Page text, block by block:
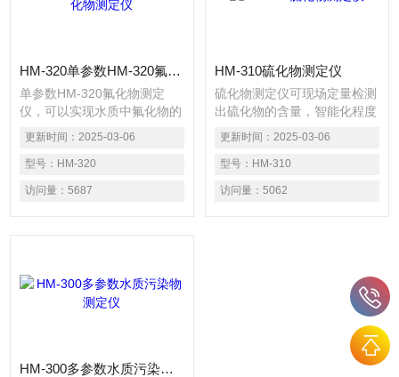
HM-320单参数HM-320氟化物测定仪
单参数HM-320氟化物测定
仪，可以实现水质中氟化物的
检测，智能化程度高，操作简
单、方便。配有参比通道，检
测精度高，避免了检测过程中
的操作误差，可测定氟化物、
硫化物等多种检测项目，支持
更新时间： 2025-03-06
型号： HM-320
访问量： 5687
HM-310硫化物测定仪
硫化物测定仪可现场定量检测
出硫化物的含量，智能化程度
高，操作简单、方便。配有参
比通道，检测精度高，避免了
检测过程中的操作误差，支持
海量检测数据存储、打印、数
据分析、图表显示，结果简单
更新时间： 2025-03-06
型号： HM-310
访问量： 5062
HM-300多参数水质污染物测定仪